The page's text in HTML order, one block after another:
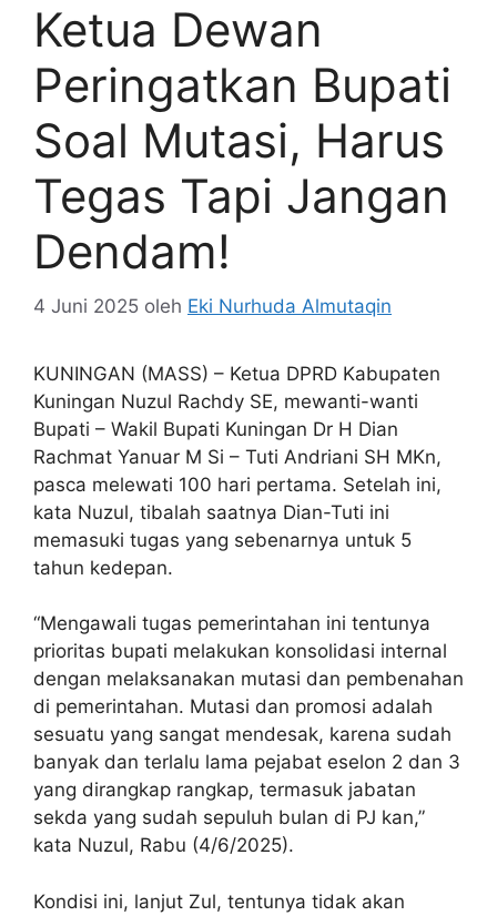
Ketua Dewan
Peringatkan Bupati
Soal Mutasi, Harus
Tegas Tapi Jangan
Dendam!
4 Juni 2025 oleh Eki Nurhuda Almutaqin
KUNINGAN (MASS) – Ketua DPRD Kabupaten
Kuningan Nuzul Rachdy SE, mewanti-wanti
Bupati – Wakil Bupati Kuningan Dr H Dian
Rachmat Yanuar M Si – Tuti Andriani SH MKn,
pasca melewati 100 hari pertama. Setelah ini,
kata Nuzul, tibalah saatnya Dian-Tuti ini
memasuki tugas yang sebenarnya untuk 5
tahun kedepan.
“Mengawali tugas pemerintahan ini tentunya
prioritas bupati melakukan konsolidasi internal
dengan melaksanakan mutasi dan pembenahan
di pemerintahan. Mutasi dan promosi adalah
sesuatu yang sangat mendesak, karena sudah
banyak dan terlalu lama pejabat eselon 2 dan 3
yang dirangkap rangkap, termasuk jabatan
sekda yang sudah sepuluh bulan di PJ kan,”
kata Nuzul, Rabu (4/6/2025).
Kondisi ini, lanjut Zul, tentunya tidak akan